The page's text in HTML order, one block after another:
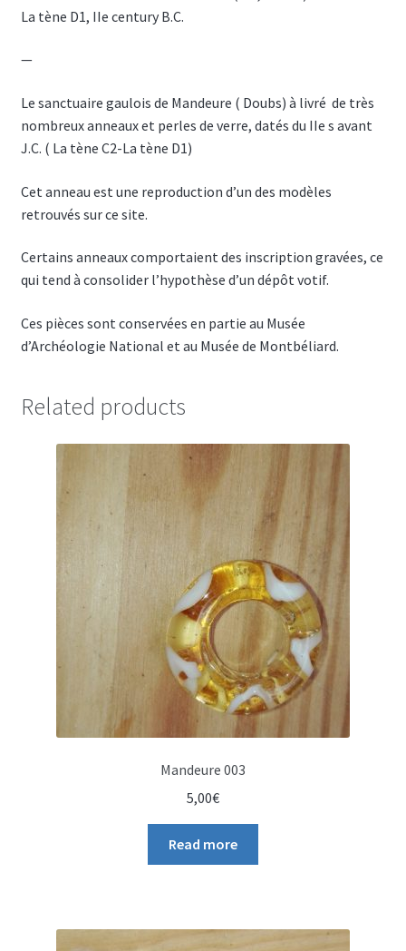
La tène D1, IIe century B.C.
—
Le sanctuaire gaulois de Mandeure ( Doubs) à livré de très
nombreux anneaux et perles de verre, datés du IIe s avant
J.C. ( La tène C2-La tène D1)
Cet anneau est une reproduction d’un des modèles
retrouvés sur ce site.
Certains anneaux comportaient des inscription gravées, ce
qui tend à consolider l’hypothèse d’un dépôt votif.
Ces pièces sont conservées en partie au Musée
d’Archéologie National et au Musée de Montbéliard.
Related products
Mandeure 003
5,00€
Read more